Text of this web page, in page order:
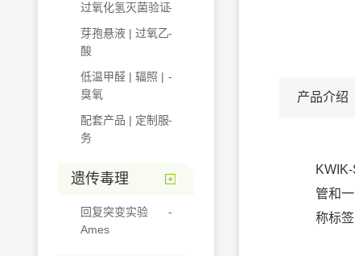
过氧化氢灭菌验证
芽孢悬液 | 过氧乙
酸
低温甲醛 | 辐照 |
臭氧
配套产品 | 定制服
务
遗传毒理
回复突变实验
Ames
产品介绍
管和
称标